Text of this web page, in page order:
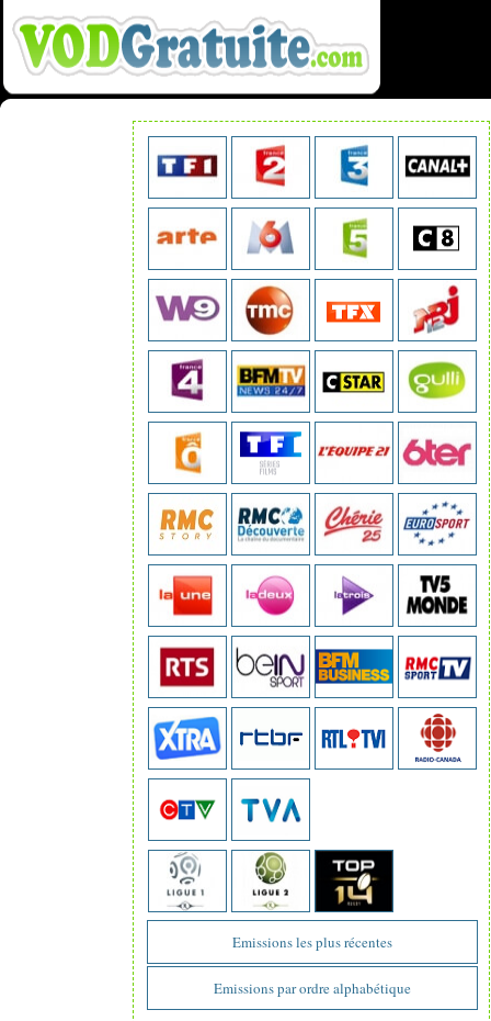
Emissions les plus récentes
Emissions par ordre alphabétique